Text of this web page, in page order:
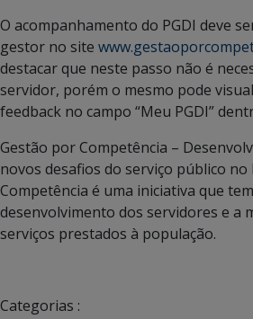
O acompanhamento do PGDI deve
gestor no site
destacar que neste passo não é
servidor, porém o mesmo pode
feedback no campo “Meu PGDI”
Gestão por Competência –
novos desafios do serviço público no
Competência é uma iniciativa que
desenvolvimento dos servidores e a
serviços prestados à população.
Categorias :